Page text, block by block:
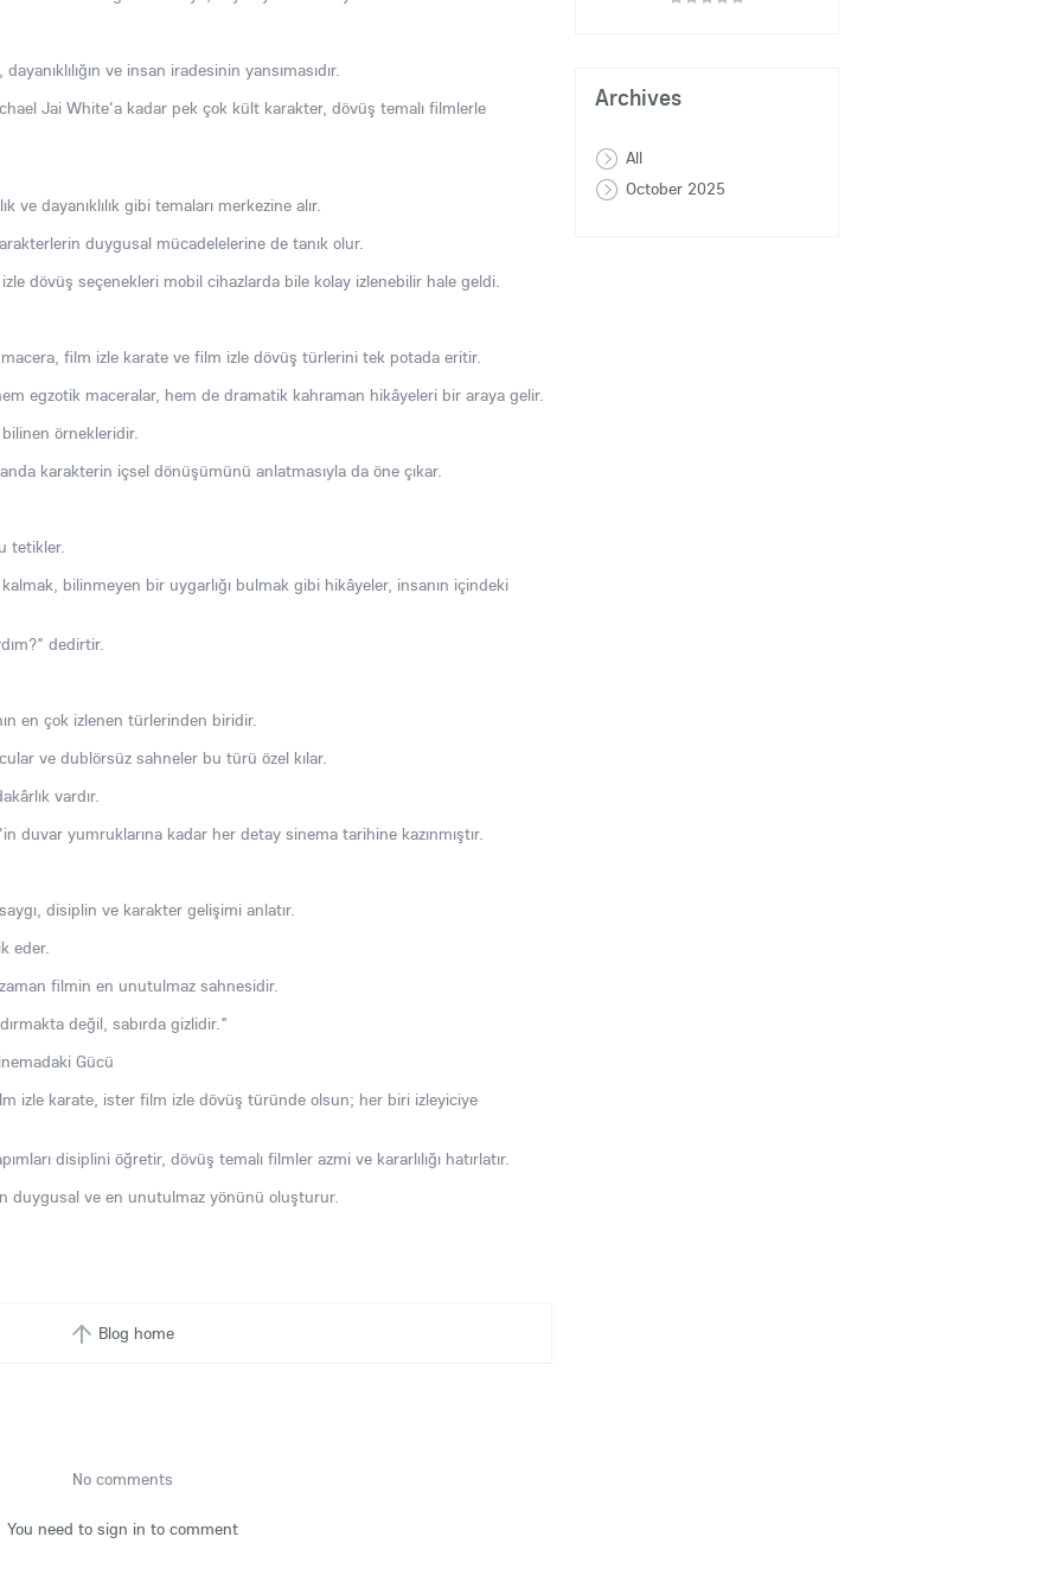
ve insan iradesinin yansımasıdır.
Jai White'a kadar pek çok kült karakter, dövüş temalı filmlerle
dayanıklılık gibi temaları merkezine alır.
duygusal mücadelelerine de tanık olur.
dövüş seçenekleri mobil cihazlarda bile kolay izlenebilir hale geldi.
macera, film izle karate ve film izle dövüş türlerini tek potada eritir.
egzotik maceralar, hem de dramatik kahraman hikâyeleri bir araya gelir.
örnekleridir.
karakterin içsel dönüşümünü anlatmasıyla da öne çıkar.
tetikler.
bilinmeyen bir uygarlığı bulmak gibi hikâyeler, insanın içindeki
dedirtir.
en çok izlenen türlerinden biridir.
ve dublörsüz sahneler bu türü özel kılar.
vardır.
yumruklarına kadar her detay sinema tarihine kazınmıştır.
disiplin ve karakter gelişimi anlatır.
eder.
filmin en unutulmaz sahnesidir.
değil, sabırda gizlidir."
Gücü
izle karate, ister film izle dövüş türünde olsun; her biri izleyiciye
disiplini öğretir, dövüş temalı filmler azmi ve kararlılığı hatırlatır.
duygusal ve en unutulmaz yönünü oluşturur.
Blog home
No comments
You need to sign in to comment
Archives
All
October 2025